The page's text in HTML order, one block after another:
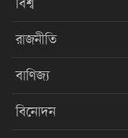
বিশ্ব
রাজনীতি
বাণিজ্য
বিনোদন